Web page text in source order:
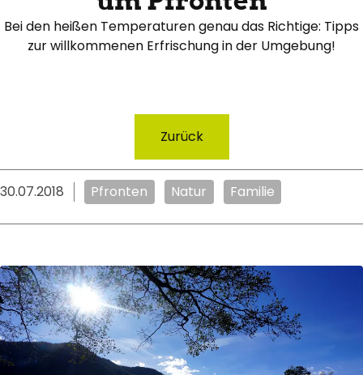
Bei den heißen Temperaturen genau das Richtige: Tipps
zur willkommenen Erfrischung in der Umgebung!
Zurück
30.07.2018 Pfronten Natur Familie